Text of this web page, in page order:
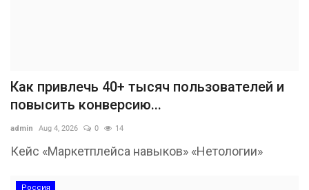
Как привлечь 40+ тысяч пользователей и
повысить конверсию...
admin Aug 4, 2026 0 14
Кейс «Маркетплейса навыков» «Нетологии»
Россия